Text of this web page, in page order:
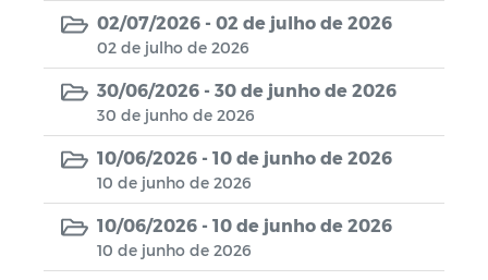
02/07/2026 - 02 de julho de 2026
02 de julho de 2026
30/06/2026 - 30 de junho de 2026
30 de junho de 2026
10/06/2026 - 10 de junho de 2026
10 de junho de 2026
10/06/2026 - 10 de junho de 2026
10 de junho de 2026